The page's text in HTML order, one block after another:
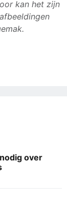
kan het zijn
over